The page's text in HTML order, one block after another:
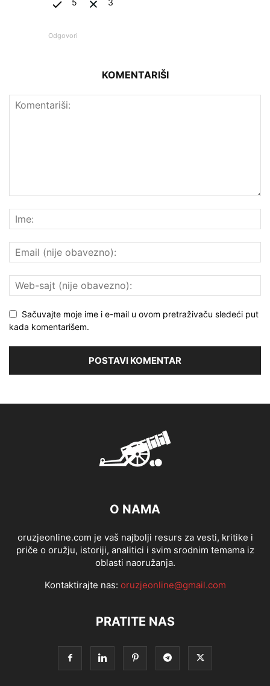
5 3
Odgovori
KOMENTARIŠI
Sačuvajte moje ime i e-mail u ovom pretraživaču sledeći put
kada komentarišem.
O NAMA
oruzjeonline.com je vaš najbolji resurs za vesti, kritike i
priče o oružju, istoriji, analitici i svim srodnim temama iz
oblasti naoružanja.
Kontaktirajte nas: oruzjeonline@gmail.com
PRATITE NAS